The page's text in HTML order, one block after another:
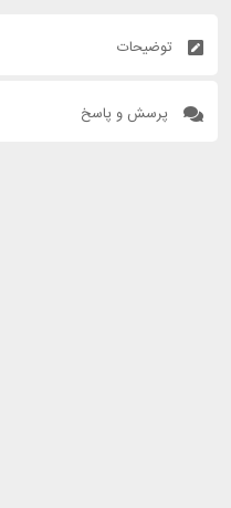
توضیحات
پرسش و پاسخ